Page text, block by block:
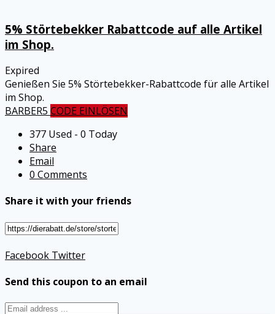
5% Störtebekker Rabattcode auf alle Artikel
im Shop.
Expired
Genießen Sie 5% Störtebekker-Rabattcode für alle Artikel
im Shop.
BARBER5 CODE EINLÖSEN
377 Used - 0 Today
Share
Email
0 Comments
Share it with your friends
Facebook Twitter
Send this coupon to an email